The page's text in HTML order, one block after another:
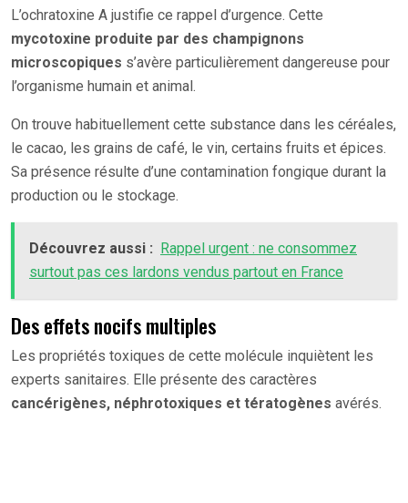
L’ochratoxine A justifie ce rappel d’urgence. Cette
mycotoxine produite par des champignons
microscopiques s’avère particulièrement dangereuse pour
l’organisme humain et animal.
On trouve habituellement cette substance dans les céréales,
le cacao, les grains de café, le vin, certains fruits et épices.
Sa présence résulte d’une contamination fongique durant la
production ou le stockage.
Découvrez aussi : Rappel urgent : ne consommez
surtout pas ces lardons vendus partout en France
Des effets nocifs multiples
Les propriétés toxiques de cette molécule inquiètent les
experts sanitaires. Elle présente des caractères
cancérigènes, néphrotoxiques et tératogènes avérés.